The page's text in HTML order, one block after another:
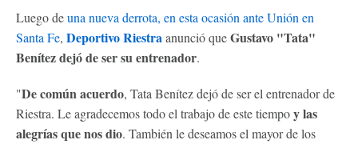
Luego deuna nueva derrota, en esta ocasión ante Unión en
Santa Fe, Deportivo Riestraanunció queGustavo "Tata"
Benítez dejó de ser su entrenador.
"De común acuerdo, Tata Benítez dejó de ser el entrenador de
Riestra. Le agradecemos todo el trabajo de este tiempoy las
alegrías que nos dio. También le deseamos el mayor de los